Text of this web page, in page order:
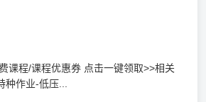
课程/课程优惠券 点击一键领取>>相关
作业-低压...